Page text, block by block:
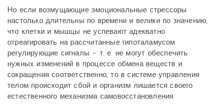
Но если возмущающие эмоциональные стрессоры
настолько длительны по времени и велики по значению,
что клетки и мышцы не успевают адекватно
отреагировать на рассчитанные гипоталамусом
регулирующие сигналы – т. е. не могут обеспечить
нужных изменений в процессе обмена веществ и
сокращения соответственно, то в системе управления
телом происходит сбой и организм лишается своего
естественного механизма самовосстановления.